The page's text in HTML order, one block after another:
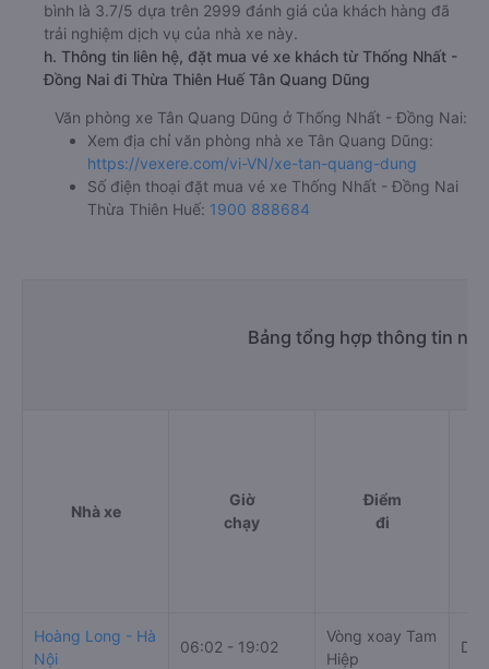
bình là 3.7/5 dựa trên 2999 đánh giá của khách hàng đã
trải nghiệm dịch vụ của nhà xe này.
h. Thông tin liên hệ, đặt mua vé xe khách từ Thống Nhất -
Đồng Nai đi Thừa Thiên Huế Tân Quang Dũng
Văn phòng xe Tân Quang Dũng ở Thống Nhất - Đồng Nai:
Xem địa chỉ văn phòng nhà xe Tân Quang Dũng:
https://vexere.com/vi-VN/xe-tan-quang-dung
Số điện thoại đặt mua vé xe Thống Nhất - Đồng Nai
Thừa Thiên Huế: 1900 888684
Bảng tổng hợp thông tin
Nhà xe
Giờ
chạy
Điểm
đi
Hoàng Long - Hà
Nội
06:02 - 19:02
Vòng xoay Tam
Hiệp